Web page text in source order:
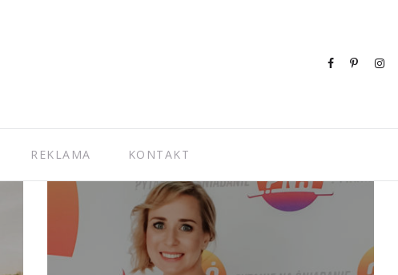
REKLAMA KONTAKT